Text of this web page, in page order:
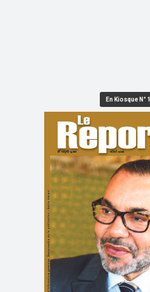
En Kiosque N°